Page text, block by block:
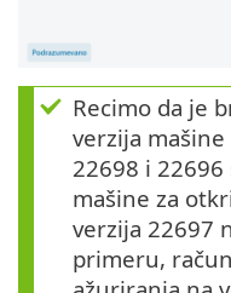
Recimo da je
verzija
22698 i
mašine za
verzija 22697
primeru,